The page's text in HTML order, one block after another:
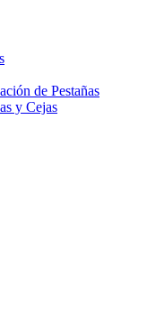
de Pestañas
y Cejas